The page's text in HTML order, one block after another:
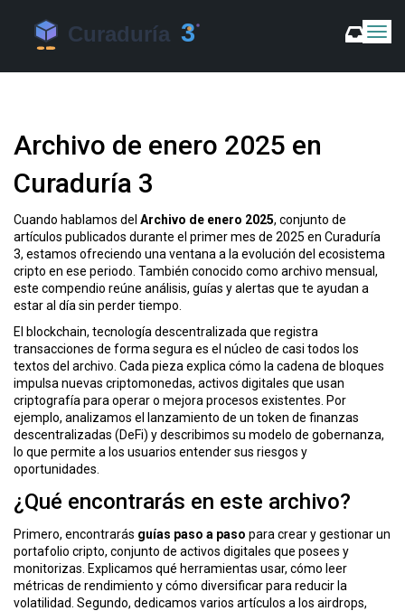
C
m
d
e
n
Archivo de enero 2025 en
Curaduría 3
Cuando hablamos del Archivo de enero 2025, conjunto de
artículos publicados durante el primer mes de 2025 en Curaduría
3, estamos ofreciendo una ventana a la evolución del ecosistema
cripto en ese periodo. También conocido como archivo mensual ,
este compendio reúne análisis, guías y alertas que te ayudan a
estar al día sin perder tiempo.
El blockchain, tecnología descentralizada que registra
transacciones de forma segura es el núcleo de casi todos los
textos del archivo. Cada pieza explica cómo la cadena de bloques
impulsa nuevas criptomonedas, activos digitales que usan
criptografía para operaro mejora procesos existentes. Por
ejemplo, analizamos el lanzamiento de un token de finanzas
descentralizadas (DeFi) y describimos su modelo de gobernanza,
lo que permite a los usuarios entender sus riesgos y
oportunidades.
¿Qué encontrarás en este archivo?
Primero, encontrarás guías paso a paso para crear y gestionar un
portafolio cripto, conjunto de activos digitales que posees y
monitorizas . Explicamos qué herramientas usar, cómo leer
métricas de rendimiento y cómo diversificar para reducir la
volatilidad. Segundo, dedicamos varios artículos a los airdrops,